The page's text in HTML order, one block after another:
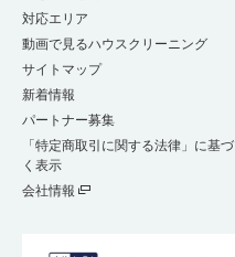
対応エリア
動画で見るハウスクリーニング
サイトマップ
新着情報
パートナー募集
「特定商取引に関する法律」に基づ
く表示
会社情報